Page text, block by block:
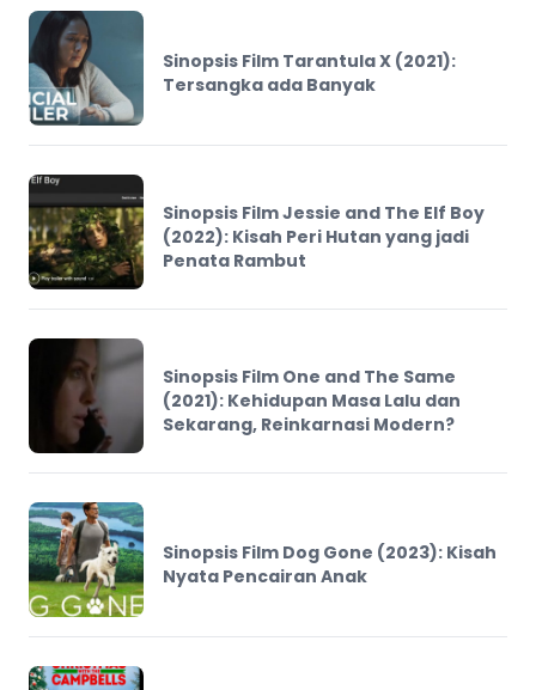
Sinopsis Film Tarantula X (2021):
Tersangka ada Banyak
Sinopsis Film Jessie and The Elf Boy
(2022): Kisah Peri Hutan yang jadi
Penata Rambut
Sinopsis Film One and The Same
(2021): Kehidupan Masa Lalu dan
Sekarang, Reinkarnasi Modern?
Sinopsis Film Dog Gone (2023): Kisah
Nyata Pencairan Anak